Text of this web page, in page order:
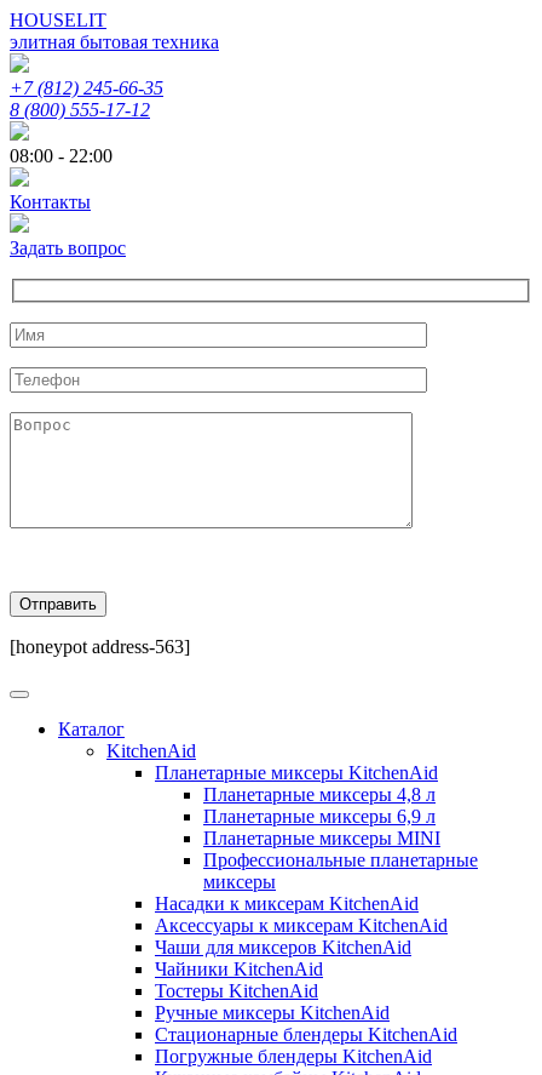
HOUSELIT
элитная бытовая техника
+7 (812) 245-66-35
8 (800) 555-17-12
08:00 - 22:00
Контакты
Задать вопрос
[honeypot address-563]
Каталог
KitchenAid
Планетарные миксеры KitchenAid
Планетарные миксеры 4,8 л
Планетарные миксеры 6,9 л
Планетарные миксеры MINI
Профессиональные планетарные
миксеры
Насадки к миксерам KitchenAid
Аксессуары к миксерам KitchenAid
Чаши для миксеров KitchenAid
Чайники KitchenAid
Тостеры KitchenAid
Ручные миксеры KitchenAid
Стационарные блендеры KitchenAid
Погружные блендеры KitchenAid